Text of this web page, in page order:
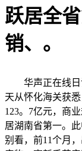
跃居全
销、。
华声正在线日
天从怀化海关获
123。7亿元，商
居湖南省第一。
别看，前11个月